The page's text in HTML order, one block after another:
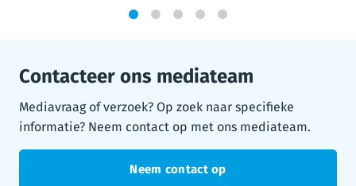
Contacteer ons mediateam
Mediavraag of verzoek? Op zoek naar specifieke
informatie? Neem contact op met ons mediateam.
Neem contact op